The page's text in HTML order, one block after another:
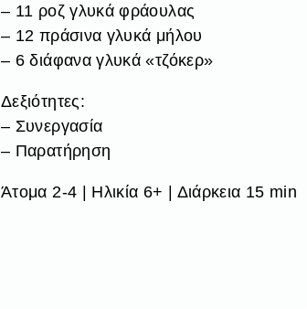
– 11 ροζ γλυκά φράουλας
– 12 πράσινα γλυκά μήλου
– 6 διάφανα γλυκά «τζόκερ»
Δεξιότητες:
– Συνεργασία
– Παρατήρηση
Άτομα 2-4 | Ηλικία 6+ | Διάρκεια 15 min